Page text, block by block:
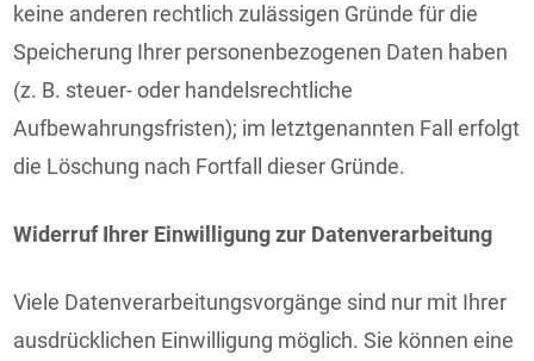
keine anderen rechtlich zulässigen Gründe für die
Speicherung Ihrer personenbezogenen Daten haben
(z. B. steuer- oder handelsrechtliche
Aufbewahrungsfristen); im letztgenannten Fall erfolgt
die Löschung nach Fortfall dieser Gründe.
Widerruf Ihrer Einwilligung zur Datenverarbeitung
Viele Datenverarbeitungsvorgänge sind nur mit Ihrer
ausdrücklichen Einwilligung möglich. Sie können eine